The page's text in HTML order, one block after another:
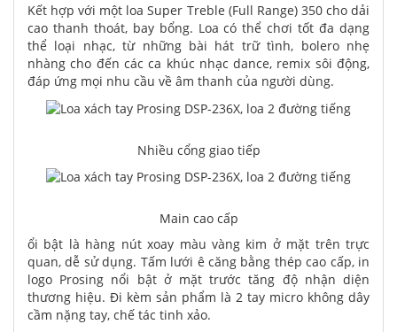
Kết hợp với một loa Super Treble (Full Range) 350 cho dải
cao thanh thoát, bay bổng. Loa có thể chơi tốt đa dạng
thể loại nhạc, từ những bài hát trữ tình, bolero nhẹ
nhàng cho đến các ca khúc nhạc dance, remix sôi động,
đáp ứng mọi nhu cầu về âm thanh của người dùng.
Nhiều cổng giao tiếp
Main cao cấp
ổi bật là hàng nút xoay màu vàng kim ở mặt trên trực
quan, dễ sử dụng. Tấm lưới ê căng bằng thép cao cấp, in
logo Prosing nổi bật ở mặt trước tăng độ nhận diện
thương hiệu. Đi kèm sản phẩm là 2 tay micro không dây
cầm nặng tay, chế tác tinh xảo.